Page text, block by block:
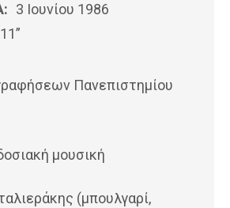
3 Ιουνίου 1986
Πανεπιστημίου
μουσική
(μπουλγαρί,